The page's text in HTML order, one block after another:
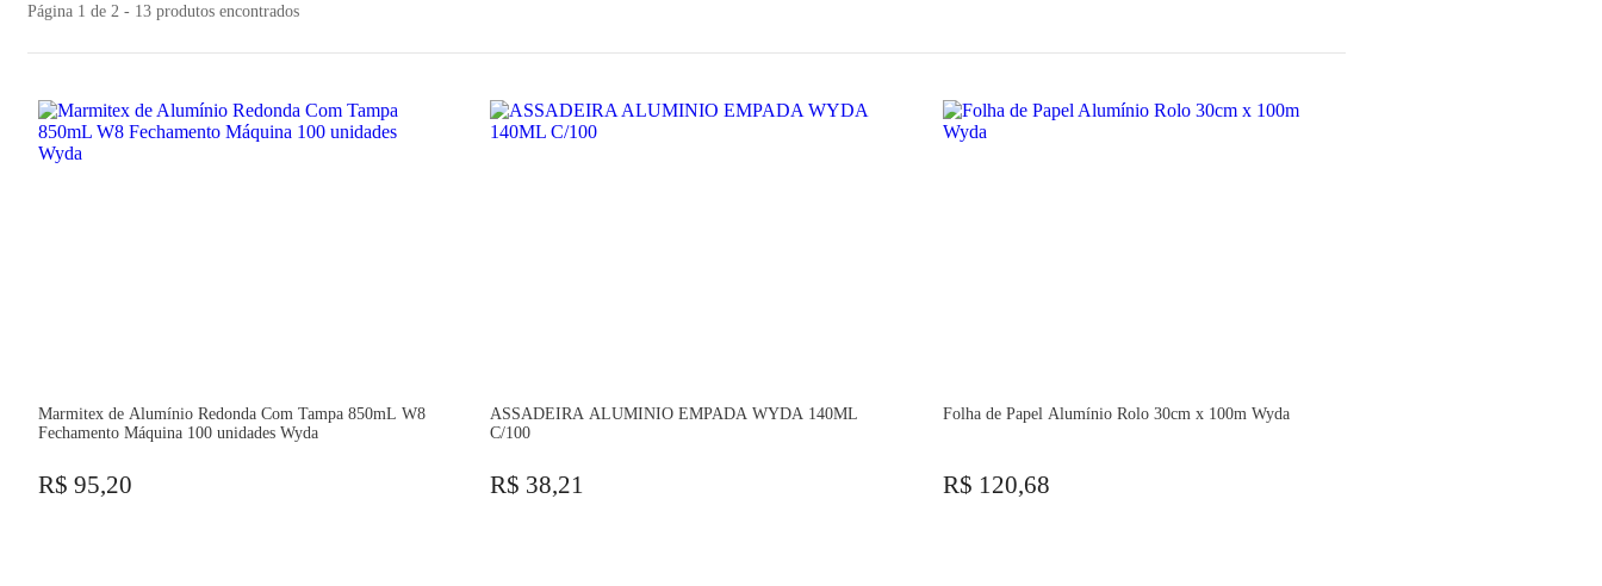
Página 1 de 2 - 13 produtos encontrados
Marmitex de Alumínio Redonda Com Tampa 850mL W8
Fechamento Máquina 100 unidades Wyda
R$ 95,20
ASSADEIRA ALUMINIO EMPADA WYDA 140ML
C/100
R$ 38,21
Folha de Papel Alumínio Rolo 30cm x 100m Wyda
R$ 120,68